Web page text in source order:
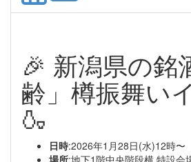
🎉 新潟県の銘
齢」樽振舞い
🍶
日時:2026年1月28日(水)12時〜